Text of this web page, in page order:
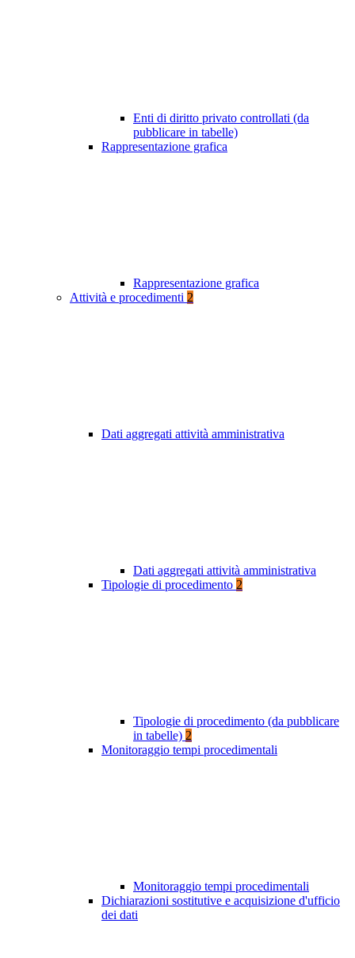
Enti di diritto privato controllati (da
pubblicare in tabelle)
Rappresentazione grafica
Rappresentazione grafica
Attività e procedimenti 2
Dati aggregati attività amministrativa
Dati aggregati attività amministrativa
Tipologie di procedimento 2
Tipologie di procedimento (da pubblicare
in tabelle) 2
Monitoraggio tempi procedimentali
Monitoraggio tempi procedimentali
Dichiarazioni sostitutive e acquisizione d'ufficio
dei dati